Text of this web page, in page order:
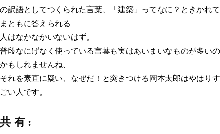
の訳語としてつくられた言葉、「建築」ってなに？ときかれて
まともに答えられる
人はなかなかいないはず。
普段なにげなく使っている言葉も実はあいまいなものが多いの
かもしれませんね、
それを素直に疑い、なぜだ！と突きつける岡本太郎はやはりす
ごい人です。
共有: